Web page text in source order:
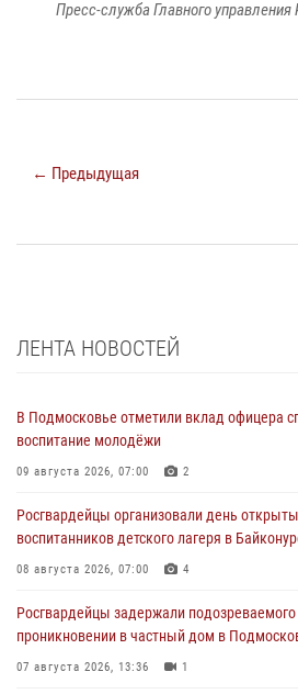
Пресс-служба Главного
← Предыдущая
ЛЕНТА НОВОСТЕЙ
В Подмосковье отметили вклад офицера
воспитание молодёжи
09 августа 2026, 07:00 2
Росгвардейцы организовали день
воспитанников детского лагеря в
08 августа 2026, 07:00 4
Росгвардейцы задержали
проникновении в частный дом в
07 августа 2026, 13:36 1